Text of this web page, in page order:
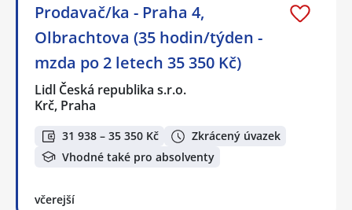
Prodavač/ka - Praha 4,
Olbrachtova (35 hodin/týden -
mzda po 2 letech 35 350 Kč)
Lidl Česká republika s.r.o.
Krč, Praha
31 938 – 35 350 Kč
Zkrácený úvazek
Vhodné také pro absolventy
včerejší